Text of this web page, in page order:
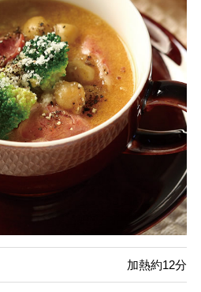
加熱約12分